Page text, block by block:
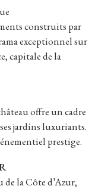
construits par
exceptionnel sur
capitale de la
offre un cadre
jardins luxuriants.
prestige.
de la Côte d’Azur,